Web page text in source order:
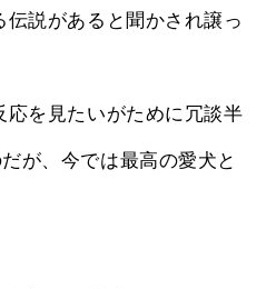
が、今では最高の愛犬と